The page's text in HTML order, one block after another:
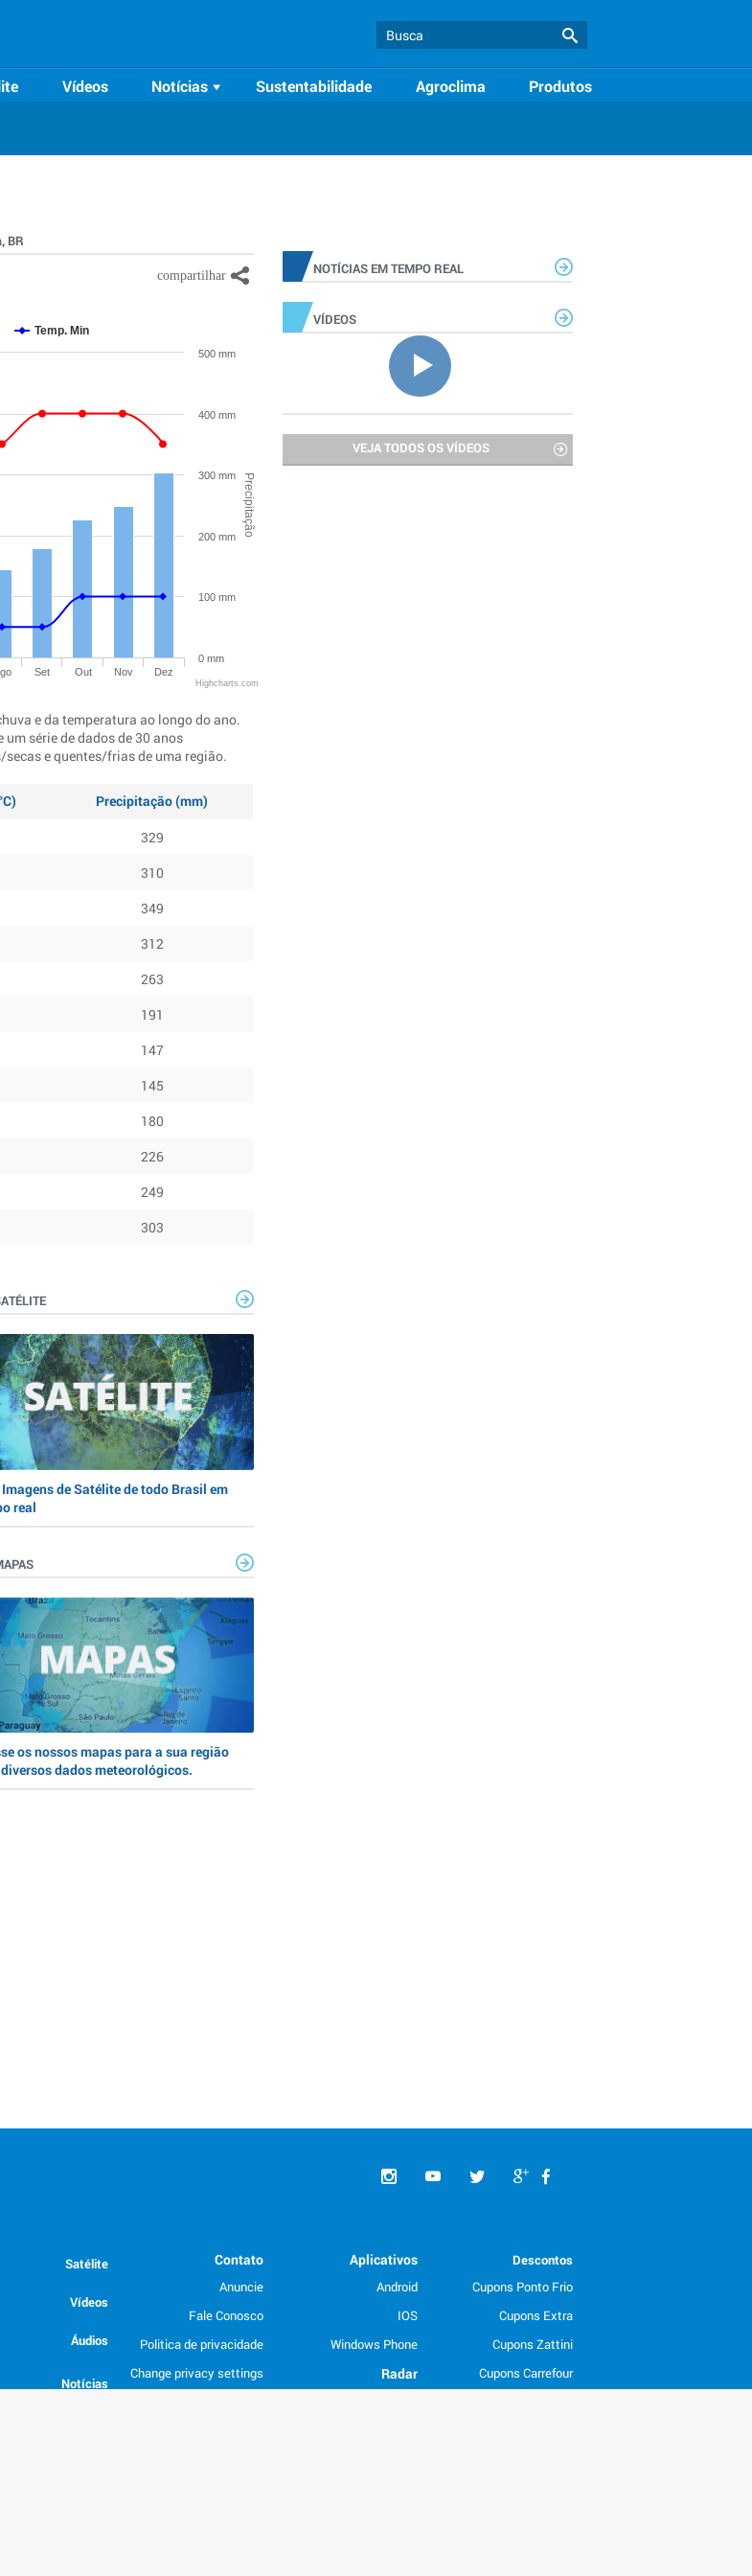
Vídeos Notícias Sustentabilidade Agroclima Produtos
BR
Precipitação
Temp. Min
Set Out Nov Dez
0 mm
100 mm
200 mm
300 mm
400 mm
500 mm
Highcharts.com
e da temperatura ao longo do ano.
série de dados de 30 anos
e quentes/frias de uma região.
Precipitação (mm)
329
310
349
312
263
191
147
145
180
226
249
303
NOTÍCIAS EM TEMPO REAL
VÍDEOS
VEJA TODOS OS VÍDEOS
de Satélite de todo Brasil em
real
os nossos mapas para a sua região
dados meteorológicos.
Descontos
Cupons Ponto Frio
Cupons Extra
Cupons Zattini
Cupons Carrefour
Aplicativos
Android
IOS
Windows Phone
Radar
Contato
Anuncie
Fale Conosco
Politica de privacidade
Change privacy settings
Satélite
Vídeos
Áudios
Notícias